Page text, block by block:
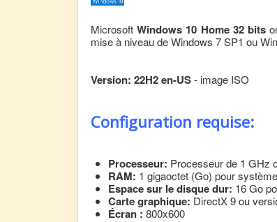
MicrosoftWindows 10 Home 32 bits
mise à niveau de Windows 7 SP1 ou
Version: 22H2 en-US- image ISO
Configuration requise:
Processeur: Processeur de 1 GHz
RAM: 1 gigaoctet (Go) pour
Espace sur le disque dur: 16 Go
Carte graphique: DirectX 9 ou
Écran : 800x600